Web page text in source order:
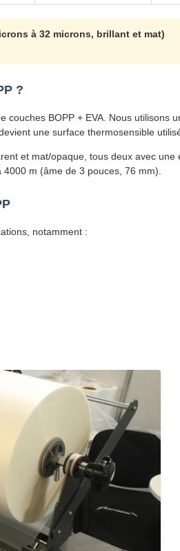
à 32 microns, brillant et mat)
?
BOPP + EVA. Nous
une surface thermosensible
et mat/opaque, tous deux avec
m (âme de 3 pouces, 76 mm).
notamment :